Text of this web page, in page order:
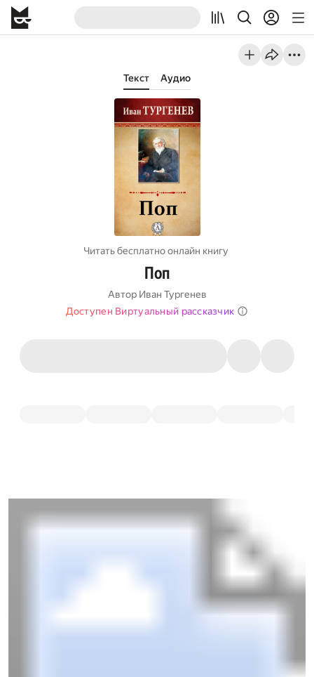
Текст Аудио
Читать бесплатно онлайн книгу
Поп
Автор Иван Тургенев
Доступен Виртуальный рассказчик